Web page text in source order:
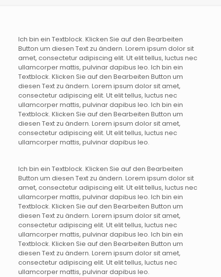
Ich bin ein Textblock. Klicken Sie auf den Bearbeiten
Button um diesen Text zu ändern. Lorem ipsum dolor sit
amet, consectetur adipiscing elit. Ut elit tellus, luctus nec
ullamcorper mattis, pulvinar dapibus leo. Ich bin ein
Textblock. Klicken Sie auf den Bearbeiten Button um
diesen Text zu ändern. Lorem ipsum dolor sit amet,
consectetur adipiscing elit. Ut elit tellus, luctus nec
ullamcorper mattis, pulvinar dapibus leo. Ich bin ein
Textblock. Klicken Sie auf den Bearbeiten Button um
diesen Text zu ändern. Lorem ipsum dolor sit amet,
consectetur adipiscing elit. Ut elit tellus, luctus nec
ullamcorper mattis, pulvinar dapibus leo.
Ich bin ein Textblock. Klicken Sie auf den Bearbeiten
Button um diesen Text zu ändern. Lorem ipsum dolor sit
amet, consectetur adipiscing elit. Ut elit tellus, luctus nec
ullamcorper mattis, pulvinar dapibus leo. Ich bin ein
Textblock. Klicken Sie auf den Bearbeiten Button um
diesen Text zu ändern. Lorem ipsum dolor sit amet,
consectetur adipiscing elit. Ut elit tellus, luctus nec
ullamcorper mattis, pulvinar dapibus leo. Ich bin ein
Textblock. Klicken Sie auf den Bearbeiten Button um
diesen Text zu ändern. Lorem ipsum dolor sit amet,
consectetur adipiscing elit. Ut elit tellus, luctus nec
ullamcorper mattis, pulvinar dapibus leo.